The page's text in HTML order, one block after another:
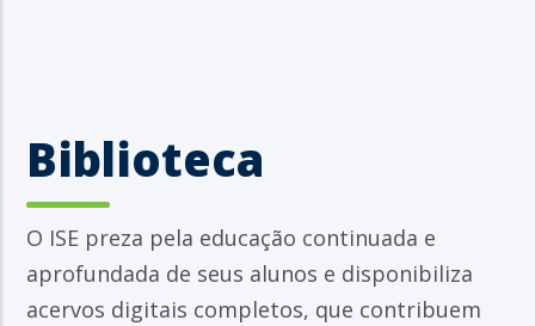
Biblioteca
O ISE preza pela educação continuada e
aprofundada de seus alunos e disponibiliza
acervos digitais completos, que contribuem